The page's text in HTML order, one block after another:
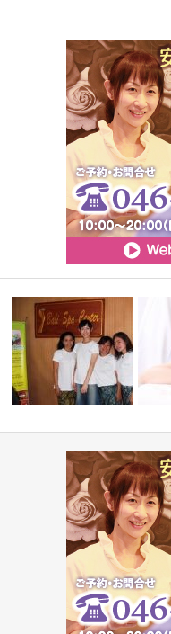
インドネシア政府認定取得
バリエステ留…
消費
お願